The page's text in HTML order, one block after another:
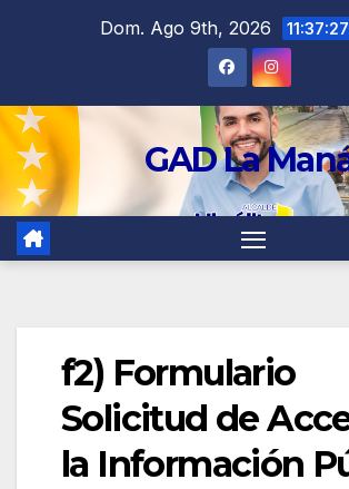
Dom. Ago 9th, 2026
GAD La
f2) Formulario
Solicitud de
la Información